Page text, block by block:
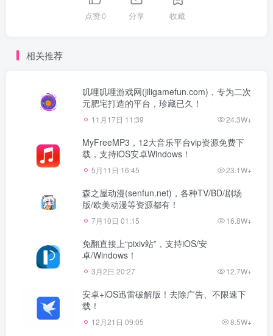
点赞0 分享 收藏
相关推荐
叽哩叽哩游戏网(jiligamefun.com)，专为二次
元肥宅打造的平台，珍藏已久！
11月17日 11:39 24.3W+
MyFreeMP3，12大音乐平台vip资源免费下
载，支持iOS安卓Windows！
5月11日 16:45 23.1W+
森之屋动漫(senfun.net)，各种TV/BD/剧场
版/欧美动漫等资源都有！
7月10日 01:15 16.8W+
免翻直接上“pixiv站”，支持iOS/安
卓/Windows！
3月2日 20:27 12.7W+
安卓+iOS迅雷破解版！去除广告、不限速下
载！
12月21日 09:05 8.5W+